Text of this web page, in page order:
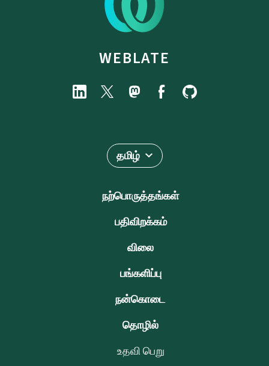
WEBLATE
தமிழ்
நற்பொருத்தங்கள்
பதிவிறக்கம்
விலை
பங்களிப்பு
நன்கொடை
தொழில்
உதவி பெறு